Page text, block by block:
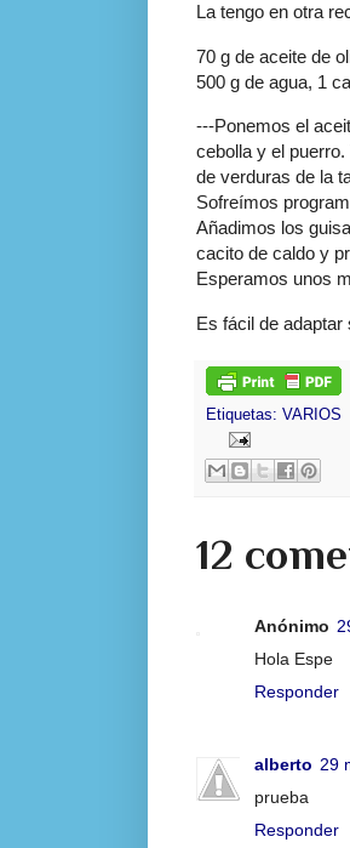
La tengo en otra
70 g de aceite de
500 g de agua, 1
---Ponemos el
cebolla y el
de verduras de la
Sofreímos
Añadimos los
cacito de caldo y
Esperamos unos
Es fácil de
Etiquetas: VARIOS
12
Anónimo
Hola Espe
Responder
alberto 29
prueba
Responder